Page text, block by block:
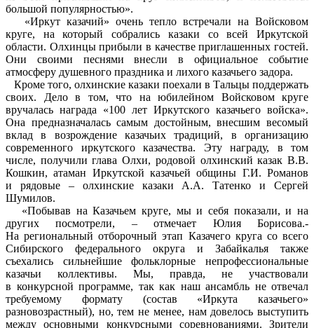
большой популярностью».
«Иркут казачий» очень тепло встречали на Войсковом
круге, на который собрались казаки со всей Иркутской
области. Олхинцы прибыли в качестве приглашенных гостей.
Они своими песнями внесли в официальное событие
атмосферу душевного праздника и лихого казачьего задора.
Кроме того, олхинские казаки поехали в Тальцы поддержать
своих. Дело в том, что на юбилейном Войсковом круге
вручалась награда «100 лет Иркутского казачьего войска».
Она предназначалась самым достойным, внесшим весомый
вклад в возрождение казачьих традиций, в организацию
современного иркутского казачества. Эту награду, в том
числе, получили глава Олхи, родовой олхинский казак В.В.
Кошкин, атаман Иркутской казачьей общины Г.И. Романов
и рядовые – олхинские казаки А.А. Татенко и Сергей
Шумилов.
«Побывав на Казачьем круге, мы и себя показали, и на
других посмотрели, – отмечает Юлия Борисова.-
На региональный отборочный этап Казачего круга со всего
Сибирского федерального округа и Забайкалья также
съехались сильнейшие фольклорные непрофессиональные
казачьи коллективы. Мы, правда, не участвовали
в конкурсной программе, так как наш ансамбль не отвечал
требуемому формату (состав «Иркута казачьего»
разновозрастный), но, тем не менее, нам довелось выступить
между основными конкурсными соревнованиями. Зрители